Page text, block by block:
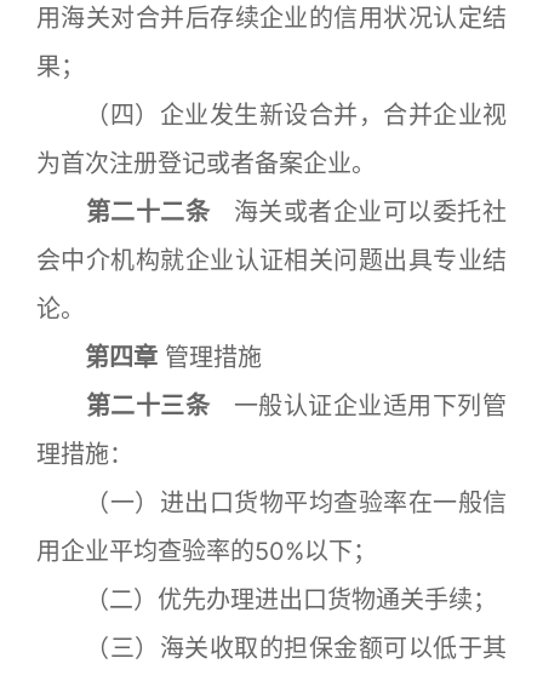
用海关对合并后存续企业的信用状况认定结
果；
（四）企业发生新设合并，合并企业视
为首次注册登记或者备案企业。
第二十二条 海关或者企业可以委托社
会中介机构就企业认证相关问题出具专业结
论。
第四章 管理措施
第二十三条 一般认证企业适用下列管
理措施：
（一）进出口货物平均查验率在一般信
用企业平均查验率的50%以下；
（二）优先办理进出口货物通关手续；
（三）海关收取的担保金额可以低于其